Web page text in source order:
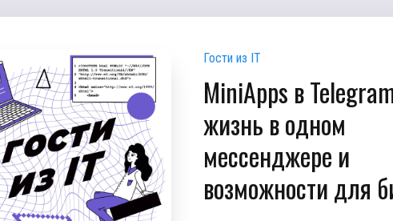
Гости из IT
MiniApps в
жизнь в одном
мессенджере и
возможности для